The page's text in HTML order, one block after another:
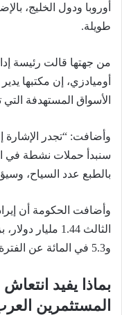
أوروبا ودول الخليج،
طويلة.
من جهتها قالت رئيسة
أوميادزي، إن مكتبها
الأسواق المستهدفة التي
سنبدأ حملات نشطة في
بالطبع عدد السياح،
وأضافت الحكومة أن
و5.3 في المائة عن الفترة نفسها من عام 2022.
بماذا يفيد
المستثمرين